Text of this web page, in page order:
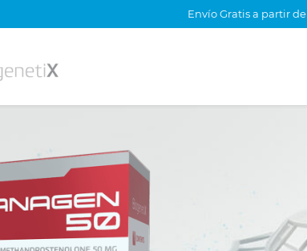
Envío Gratis a partir de